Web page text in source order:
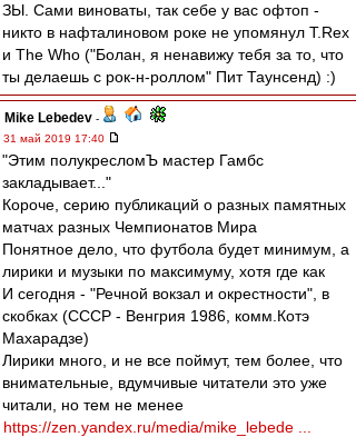
ЗЫ. Сами виноваты, так себе у вас офтоп -
никто в нафталиновом роке не упомянул T.Rex
и The Who ("Болан, я ненавижу тебя за то, что
ты делаешь с рок-н-роллом" Пит Таунсенд) :)
Mike Lebedev -
31 май 2019 17:40
"Этим полукресломЪ мастер Гамбс
закладывает..."
Короче, серию публикаций о разных памятных
матчах разных Чемпионатов Мира
Понятное дело, что футбола будет минимум, а
лирики и музыки по максимуму, хотя где как
И сегодня - "Речной вокзал и окрестности", в
скобках (СССР - Венгрия 1986, комм.Котэ
Махарадзе)
Лирики много, и не все поймут, тем более, что
внимательные, вдумчивые читатели это уже
читали, но тем не менее
https://zen.yandex.ru/media/mike_lebede ...